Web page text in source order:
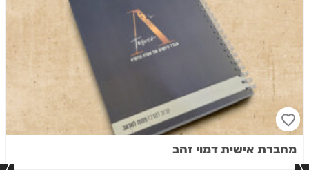
מחברת אישית דמוי זהב